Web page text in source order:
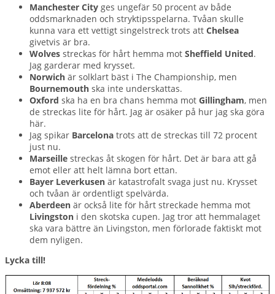
Manchester City ges ungefär 50 procent av både
oddsmarknaden och stryktipsspelarna. Tvåan skulle
kunna vara ett vettigt singelstreck trots att Chelsea
givetvis är bra.
Wolves streckas för hårt hemma mot Sheffield United.
Jag garderar med krysset.
Norwich är solklart bäst i The Championship, men
Bournemouth ska inte underskattas.
Oxford ska ha en bra chans hemma mot Gillingham, men
de streckas lite för hårt. Jag är osäker på hur jag ska göra
här.
Jag spikar Barcelona trots att de streckas till 72 procent
just nu.
Marseille streckas åt skogen för hårt. Det är bara att gå
emot eller att helt lämna bort ettan.
Bayer Leverkusen är katastrofalt svaga just nu. Krysset
och tvåan är ordentligt spelvärda.
Aberdeen är också lite för hårt streckade hemma mot
Livingston i den skotska cupen. Jag tror att hemmalaget
ska vara bättre än Livingston, men förlorade faktiskt mot
dem nyligen.
Lycka till!